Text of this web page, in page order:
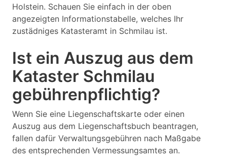
Holstein. Schauen Sie einfach in der oben
angezeigten Informationstabelle, welches Ihr
zustädniges Katasteramt in Schmilau ist.
Ist ein Auszug aus dem
Kataster Schmilau
gebührenpflichtig?
Wenn Sie eine Liegenschaftskarte oder einen
Auszug aus dem Liegenschaftsbuch beantragen,
fallen dafür Verwaltungsgebühren nach Maßgabe
des entsprechenden Vermessungsamtes an.